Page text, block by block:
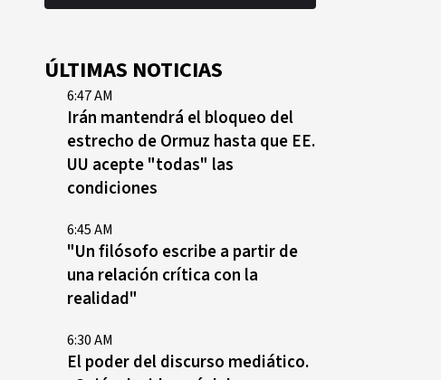
ÚLTIMAS NOTICIAS
6:47 AM
Irán mantendrá el bloqueo del
estrecho de Ormuz hasta que EE.
UU acepte "todas" las
condiciones
6:45 AM
"Un filósofo escribe a partir de
una relación crítica con la
realidad"
6:30 AM
El poder del discurso mediático.